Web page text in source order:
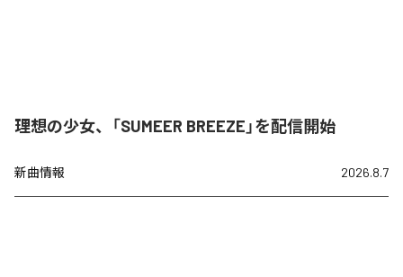
理想の少女、「SUMEER BREEZE」を配信開始
新曲情報 2026.8.7